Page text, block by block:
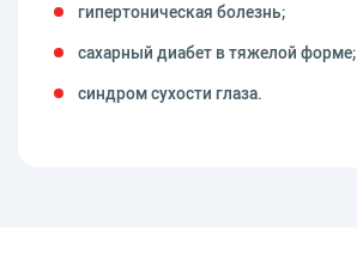
гипертоническая болезнь;
сахарный диабет в тяжелой форме;
синдром сухости глаза.